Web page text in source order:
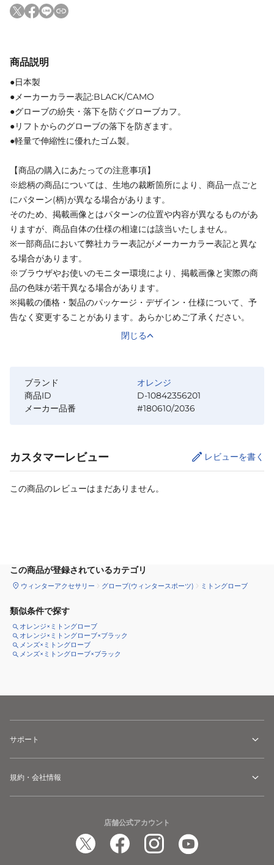
商品説明
●日本製
●メーカーカラー表記:BLACK/CAMO
●グローブの紛失・落下を防ぐグローブカフ。
●リフトからのグローブの落下を防ぎます。
●軽量で伸縮性に優れたゴム製。
【商品の購入にあたっての注意事項】
※総柄の商品については、生地の裁断箇所により、商品一点ごと
にパターン(柄)が異なる場合があります。
そのため、掲載画像とはパターンの位置や内容が異なるものがあ
りますが、商品自体の仕様の相違には該当いたしません。
※一部商品において弊社カラー表記がメーカーカラー表記と異な
る場合があります。
※ブラウザやお使いのモニター環境により、掲載画像と実際の商
品の色味が若干異なる場合があります。
※掲載の価格・製品のパッケージ・デザイン・仕様について、予
告なく変更することがあります。あらかじめご了承ください。
閉じる
ブランド
オレンジ
商品ID
D-10842356201
メーカー品番
#180610/2036
カスタマーレビュー レビューを書く
この商品のレビューはまだありません。
この商品が登録されているカテゴリ
ウィンターアクセサリー グローブ(ウィンタースポーツ) ミトングローブ
類似条件で探す
オレンジ×ミトングローブ
オレンジ×ミトングローブ×ブラック
メンズ×ミトングローブ
メンズ×ミトングローブ×ブラック
サポート
規約・会社情報
店舗公式アカウント